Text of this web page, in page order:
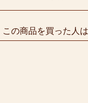
この商品を買った人